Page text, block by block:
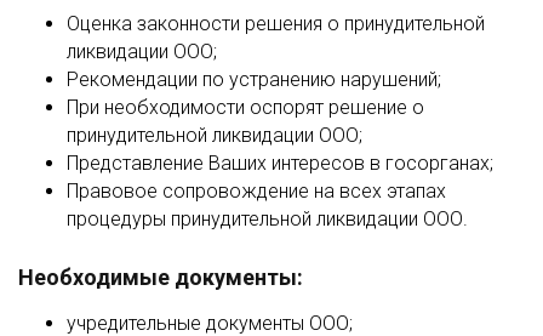
Оценка законности решения о принудительной
ликвидации ООО;
Рекомендации по устранению нарушений;
При необходимости оспорят решение о
принудительной ликвидации ООО;
Представление Ваших интересов в госорганах;
Правовое сопровождение на всех этапах
процедуры принудительной ликвидации ООО.
Необходимые документы:
учредительные документы ООО;